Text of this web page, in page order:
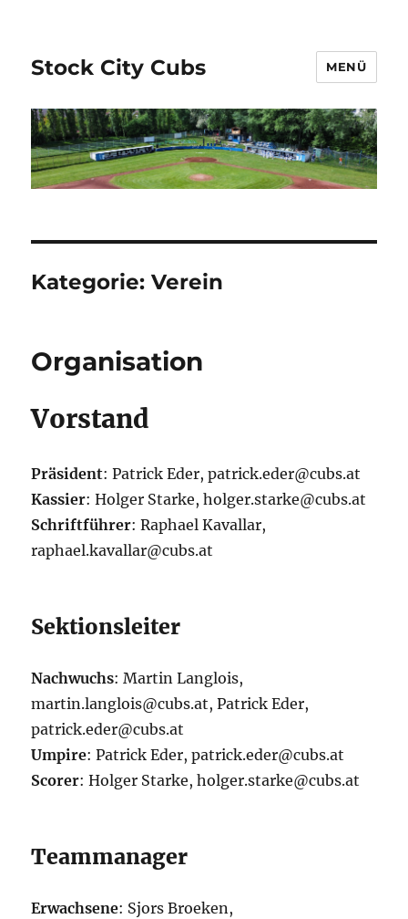
Stock City Cubs MENÜ
Kategorie:Verein
Organisation
Vorstand
Präsident: Patrick Eder, patrick.eder@cubs.at
Kassier: Holger Starke, holger.starke@cubs.at
Schriftführer: Raphael Kavallar,
raphael.kavallar@cubs.at
Sektionsleiter
Nachwuchs: Martin Langlois,
martin.langlois@cubs.at, Patrick Eder,
patrick.eder@cubs.at
Umpire: Patrick Eder, patrick.eder@cubs.at
Scorer: Holger Starke, holger.starke@cubs.at
Teammanager
Erwachsene: Sjors Broeken,